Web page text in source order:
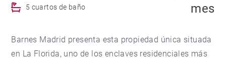
5 cuartos de baño
mes
Barnes Madrid presenta esta propiedad única situada
en La Florida, uno de los enclaves residenciales más